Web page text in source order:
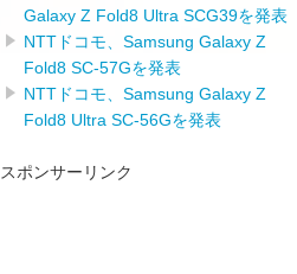
Galaxy Z Fold8 Ultra SCG39を発表
NTTドコモ、Samsung Galaxy Z
Fold8 SC-57Gを発表
NTTドコモ、Samsung Galaxy Z
Fold8 Ultra SC-56Gを発表
スポンサーリンク